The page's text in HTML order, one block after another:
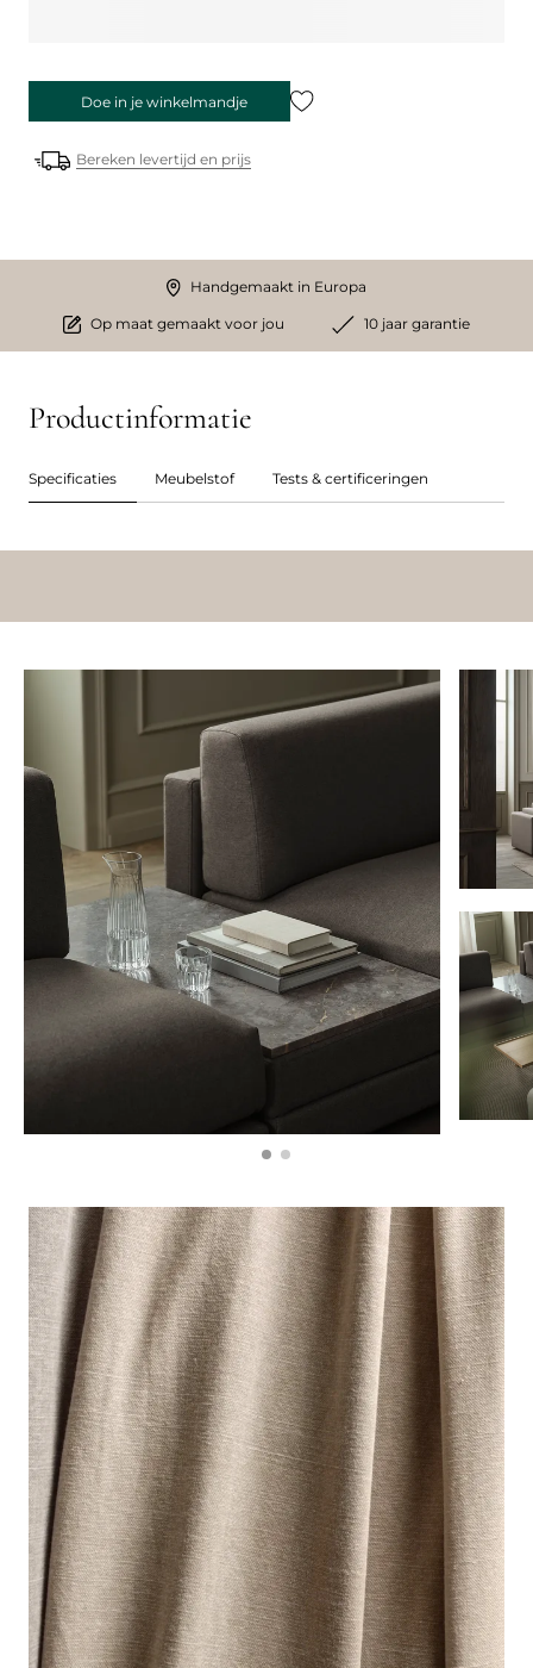
Doe in je winkelmandje
Bereken levertijd en prijs
Handgemaakt in Europa
Op maat gemaakt voor jou 10 jaar garantie
Productinformatie
Specificaties Meubelstof Tests & certificeringen